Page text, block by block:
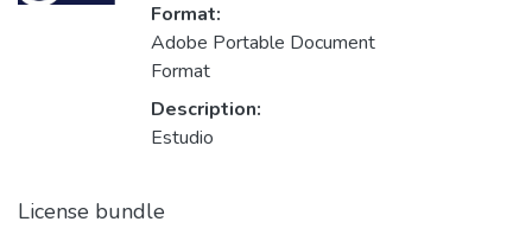
Format:
Adobe Portable Document
Format
Description:
Estudio
License bundle